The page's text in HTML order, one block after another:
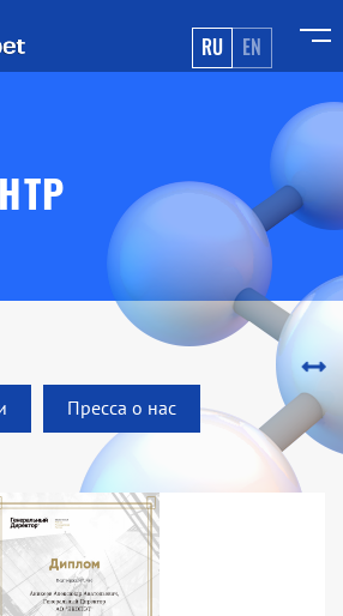
RU EN
Пресса о нас